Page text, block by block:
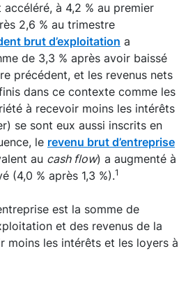
accéléré, à 4,2 % au premier
2,6 % au trimestre
brut d’exploitation a
de 3,3 % après avoir baissé
précédent, et les revenus nets
dans ce contexte comme les
à recevoir moins les intérêts
se sont eux aussi inscrits en
le revenu brut d’entreprise
au cash flow) a augmenté à
(4,0 % après 1,3 %).1
est la somme de
et des revenus de la
moins les intérêts et les loyers à